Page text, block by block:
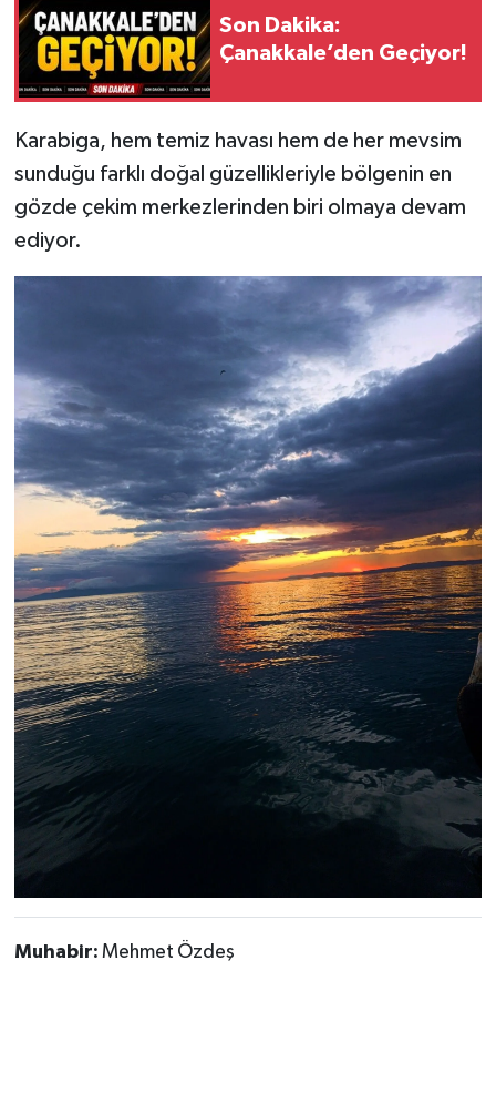
Son Dakika:
Çanakkale’den Geçiyor!
Karabiga, hem temiz havası hem de her mevsim
sunduğu farklı doğal güzellikleriyle bölgenin en
gözde çekim merkezlerinden biri olmaya devam
ediyor.
Muhabir: Mehmet Özdeş